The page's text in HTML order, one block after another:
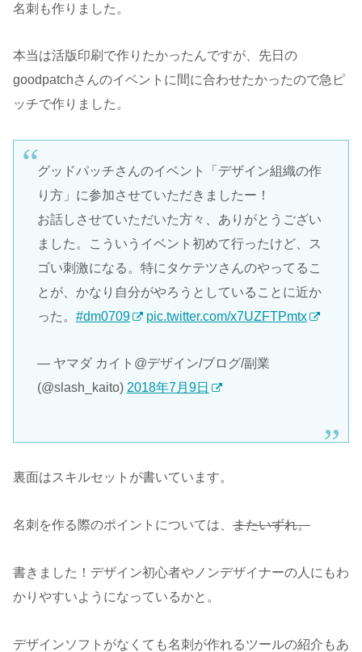
名刺も作りました。
本当は活版印刷で作りたかったんですが、先日の
goodpatchさんのイベントに間に合わせたかったので急ピ
ッチで作りました。
グッドパッチさんのイベント「デザイン組織の作
り方」に参加させていただきましたー！
お話しさせていただいた方々、ありがとうござい
ました。こういうイベント初めて行ったけど、ス
ゴい刺激になる。特にタケテツさんのやってるこ
とが、かなり自分がやろうとしていることに近か
った。 #dm0709 pic.twitter.com/x7UZFTPmtx
— ヤマダ カイト@デザイン/ブログ/副業
(@slash_kaito) 2018年7月9日
裏面はスキルセットが書いています。
名刺を作る際のポイントについては、 またいずれ。
書きました！デザイン初心者やノンデザイナーの人にもわ
かりやすいようになっているかと。
デザインソフトがなくても名刺が作れるツールの紹介もあ